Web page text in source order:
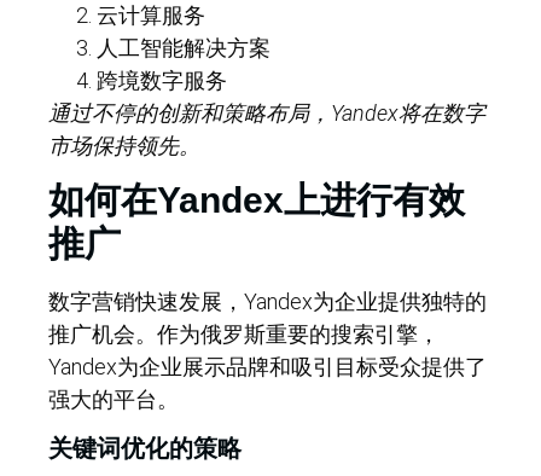
云计算服务
人工智能解决方案
跨境数字服务
通过不停的创新和策略布局，Yandex将在数字
市场保持领先。
如何在Yandex上进行有效
推广
数字营销快速发展，Yandex为企业提供独特的
推广机会。作为俄罗斯重要的搜索引擎，
Yandex为企业展示品牌和吸引目标受众提供了
强大的平台。
关键词优化的策略